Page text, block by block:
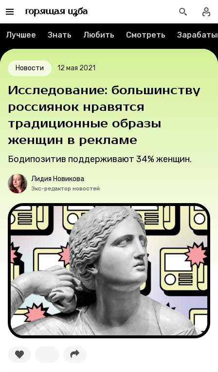
Реклама
Спецпроекты
Вакансии
Контакты
О проекте
Мерч
О компании
Рубрики
Новости
Лучшее
Тесты
Секспросвет
Великие женщины
Лучшее Знать Любить Смотреть
Новости 12 мая 2021
Исследование: большинству
россиянок нравятся
традиционные образы
женщин в рекламе
Бодипозитив поддерживают 34% женщин.
Лидия Новикова
Экс-редактор новостей